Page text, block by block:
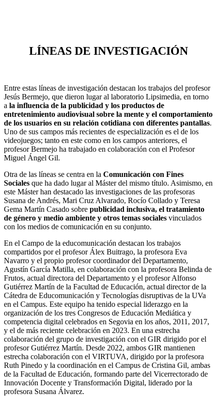
LÍNEAS DE INVESTIGACIÓN
Entre estas líneas de investigación destacan los trabajos del profesor
Jesús Bermejo, que dieron lugar al laboratorio Lipsimedia, en torno
a la influencia de la publicidad y los productos de
entretenimiento audiovisual sobre la mente y el comportamiento
de los usuarios en su relación cotidiana con diferentes pantallas.
Uno de sus campos más recientes de especialización es el de los
videojuegos; tanto en este como en los campos anteriores, el
profesor Bermejo ha trabajado en colaboración con el Profesor
Miguel Ángel Gil.
Otra de las líneas se centra en la Comunicación con Fines
Sociales que ha dado lugar al Máster del mismo título. Asimismo, en
este Máster han destacado las investigaciones de las profesoras
Susana de Andrés, Mari Cruz Alvarado, Rocío Collado y Teresa
Gema Martín Casado sobre publicidad inclusiva, el tratamiento
de género y medio ambiente y otros temas sociales vinculados
con los medios de comunicación en su conjunto.
En el Campo de la educomunicación destacan los trabajos
compartidos por el profesor Álex Buitrago, la profesora Eva
Navarro y el propio profesor coordinador del Departamento,
Agustín García Matilla, en colaboración con la profesora Belinda de
Frutos, actual directora del Departamento y el profesor Alfonso
Gutiérrez Martín de la Facultad de Educación, actual director de la
Cátedra de Educomunicación y Tecnologías disruptivas de la UVa
en el Campus. Este equipo ha tenido especial liderazgo en la
organización de los tres Congresos de Educación Mediática y
competencia digital celebrados en Segovia en los años, 2011, 2017,
y el de más reciente celebración en 2023. En una estrecha
colaboración del grupo de investigación con el GIR dirigido por el
profesor Gutiérrez Martín. Desde 2022, ambos GIR mantienen
estrecha colaboración con el VIRTUVA, dirigido por la profesora
Ruth Pinedo y la coordinación en el Campus de Cristina Gil, ambas
de la Facultad de Educación, formando parte del Vicerrectorado de
Innovación Docente y Transformación Digital, liderado por la
profesora Susana Álvarez.